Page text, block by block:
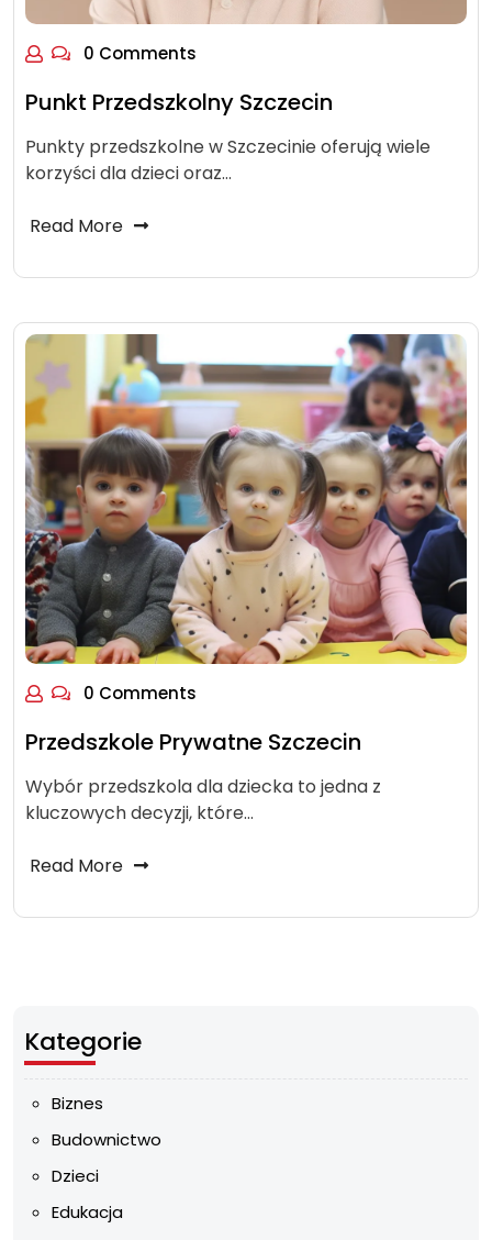
0 Comments
Punkt Przedszkolny Szczecin
Punkty przedszkolne w Szczecinie oferują wiele
korzyści dla dzieci oraz…
Read More
0 Comments
Przedszkole Prywatne Szczecin
Wybór przedszkola dla dziecka to jedna z
kluczowych decyzji, które…
Read More
Kategorie
Biznes
Budownictwo
Dzieci
Edukacja